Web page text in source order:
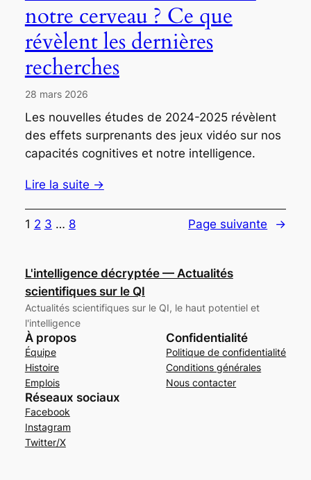
notre cerveau ? Ce que
révèlent les dernières
recherches
28 mars 2026
Les nouvelles études de 2024-2025 révèlent
des effets surprenants des jeux vidéo sur nos
capacités cognitives et notre intelligence.
Lire la suite →
1 2 3 … 8 Page suivante →
L'intelligence décryptée — Actualités
scientifiques sur le QI
Actualités scientifiques sur le QI, le haut potentiel et
l'intelligence
À propos
Équipe
Histoire
Emplois
Confidentialité
Politique de confidentialité
Conditions générales
Nous contacter
Réseaux sociaux
Facebook
Instagram
Twitter/X